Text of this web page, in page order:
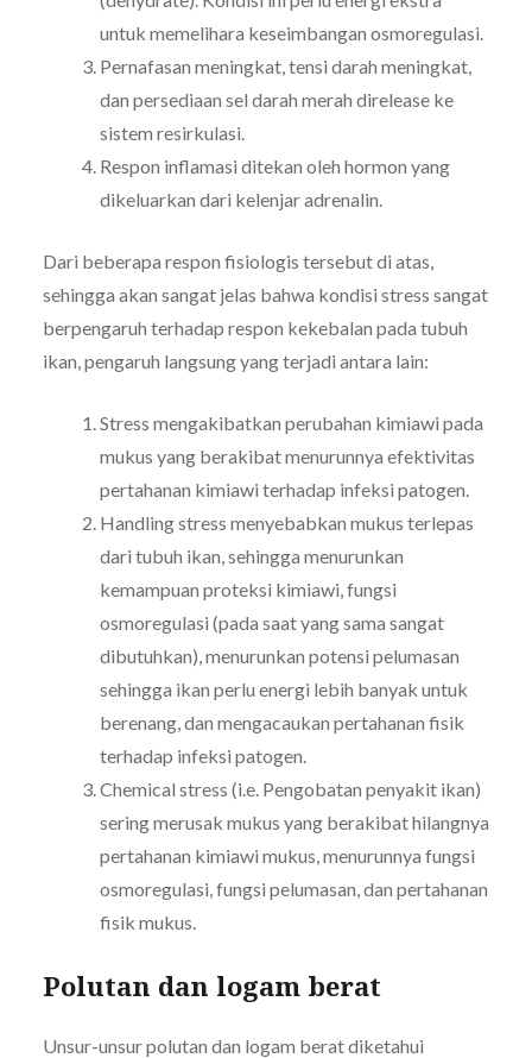
untuk memelihara keseimbangan osmoregulasi.
Pernafasan meningkat, tensi darah meningkat,
dan persediaan sel darah merah direlease ke
sistem resirkulasi.
Respon inflamasi ditekan oleh hormon yang
dikeluarkan dari kelenjar adrenalin.
Dari beberapa respon fisiologis tersebut di atas,
sehingga akan sangat jelas bahwa kondisi stress sangat
berpengaruh terhadap respon kekebalan pada tubuh
ikan, pengaruh langsung yang terjadi antara lain:
Stress mengakibatkan perubahan kimiawi pada
mukus yang berakibat menurunnya efektivitas
pertahanan kimiawi terhadap infeksi patogen.
Handling stress menyebabkan mukus terlepas
dari tubuh ikan, sehingga menurunkan
kemampuan proteksi kimiawi, fungsi
osmoregulasi (pada saat yang sama sangat
dibutuhkan), menurunkan potensi pelumasan
sehingga ikan perlu energi lebih banyak untuk
berenang, dan mengacaukan pertahanan fisik
terhadap infeksi patogen.
Chemical stress (i.e. Pengobatan penyakit ikan)
sering merusak mukus yang berakibat hilangnya
pertahanan kimiawi mukus, menurunnya fungsi
osmoregulasi, fungsi pelumasan, dan pertahanan
fisik mukus.
Polutan dan logam berat
Unsur-unsur polutan dan logam berat diketahui